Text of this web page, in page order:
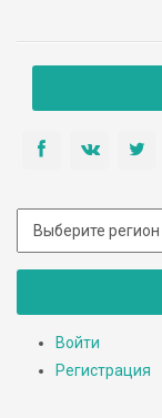
Войти
Регистрация